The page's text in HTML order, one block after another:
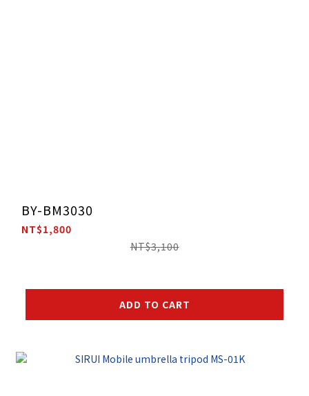
BY-BM3030
NT$1,800
NT$3,100
ADD TO CART